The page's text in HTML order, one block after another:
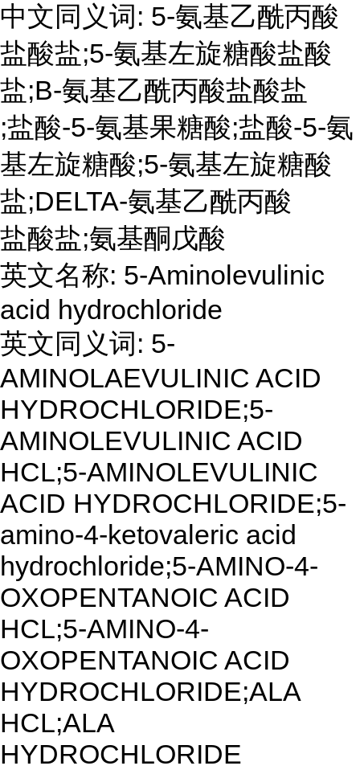
中文同义词: 5-氨基乙酰丙酸
盐酸盐;5-氨基左旋糖酸盐酸
盐;Β-氨基乙酰丙酸盐酸盐
;盐酸-5-氨基果糖酸;盐酸-5-氨
基左旋糖酸;5-氨基左旋糖酸
盐;DELTA-氨基乙酰丙酸
盐酸盐;氨基酮戊酸
英文名称: 5-Aminolevulinic
acid hydrochloride
英文同义词: 5-
AMINOLAEVULINIC ACID
HYDROCHLORIDE;5-
AMINOLEVULINIC ACID
HCL;5-AMINOLEVULINIC
ACID HYDROCHLORIDE;5-
amino-4-ketovaleric acid
hydrochloride;5-AMINO-4-
OXOPENTANOIC ACID
HCL;5-AMINO-4-
OXOPENTANOIC ACID
HYDROCHLORIDE;ALA
HCL;ALA
HYDROCHLORIDE